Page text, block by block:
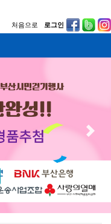
처음으로 로그인
Next
Next
Next